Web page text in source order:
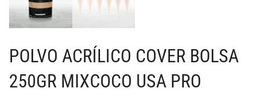
POLVO ACRÍLICO COVER BOLSA
250GR MIXCOCO USA PRO